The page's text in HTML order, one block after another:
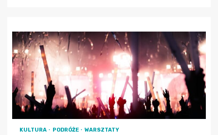
KULTURA PODRÓŻE WARSZTATY